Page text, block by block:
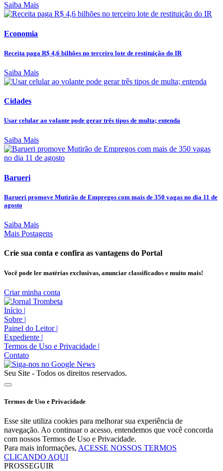
Saiba Mais
Economia
Receita paga R$ 4,6 bilhões no terceiro lote de restituição do IR
Saiba Mais
Cidades
Usar celular ao volante pode gerar três tipos de multa; entenda
Saiba Mais
Barueri
Barueri promove Mutirão de Empregos com mais de 350 vagas no dia 11 de
agosto
Saiba Mais
Mais Postagens
Crie sua conta e confira as vantagens do Portal
Você pode ler matérias exclusivas, anunciar classificados e muito mais!
Criar minha conta
Início |
Sobre |
Painel do Leitor |
Expediente |
Termos de Uso e Privacidade |
Contato
Seu Site - Todos os direitos reservados.
Termos de Uso e Privacidade
Esse site utiliza cookies para melhorar sua experiência de
navegação. Ao continuar o acesso, entendemos que você concorda
com nossos Termos de Uso e Privacidade.
Para mais informações, ACESSE NOSSOS TERMOS
CLICANDO AQUI
PROSSEGUIR